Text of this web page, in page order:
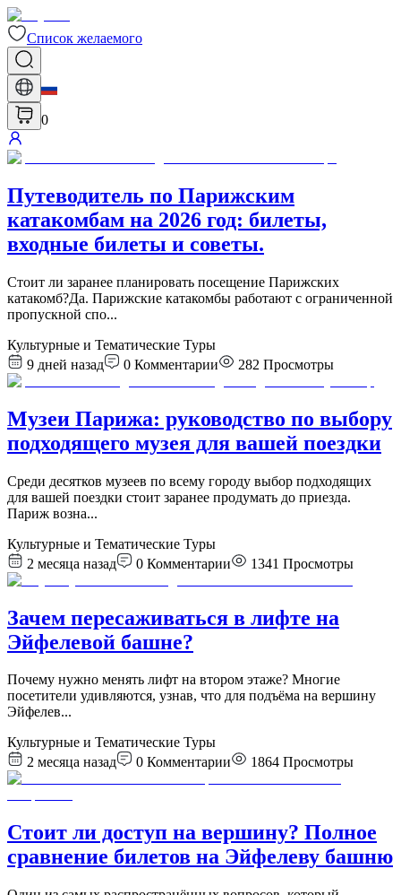
Список желаемого
0
Путеводитель по Парижским
катакомбам на 2026 год: билеты,
входные билеты и советы.
Стоит ли заранее планировать посещение Парижских
катакомб?Да. Парижские катакомбы работают с ограниченной
пропускной спо...
Культурные и Тематические Туры
9 дней назад
0 Комментарии 282 Просмотры
Музеи Парижа: руководство по выбору
подходящего музея для вашей поездки
Среди десятков музеев по всему городу выбор подходящих
для вашей поездки стоит заранее продумать до приезда.
Париж возна...
Культурные и Тематические Туры
2 месяца назад
0 Комментарии 1341 Просмотры
Зачем пересаживаться в лифте на
Эйфелевой башне?
Почему нужно менять лифт на втором этаже? Многие
посетители удивляются, узнав, что для подъёма на вершину
Эйфелев...
Культурные и Тематические Туры
2 месяца назад
0 Комментарии 1864 Просмотры
Стоит ли доступ на вершину? Полное
сравнение билетов на Эйфелеву башню